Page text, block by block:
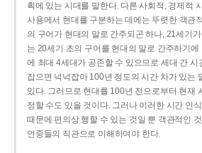
획에 있는 시대를 말한다. 다른 사회적, 경제적
사용에서 현대를 구분하는 데에는 뚜렷한 객관
의 구어가 현대의 말로 간주되곤 하나, 21세기
는 20세기 초의 구어를 현대의 말로 간주하기에
에 최대 4세대가 공존할 수 있으므로 세대 간 시
잡으면 넉넉잡아 100년 정도의 시간 차가 있는
있다. 그러므로 현대를 100년 전으로부터 현재
정할 수도 있을 것이다. 그러나 이러한 시간 인
때문에 편의상 행할 수 있는 것일 뿐 객관적인 것
언중들의 직관으로 이해하여야 한다.